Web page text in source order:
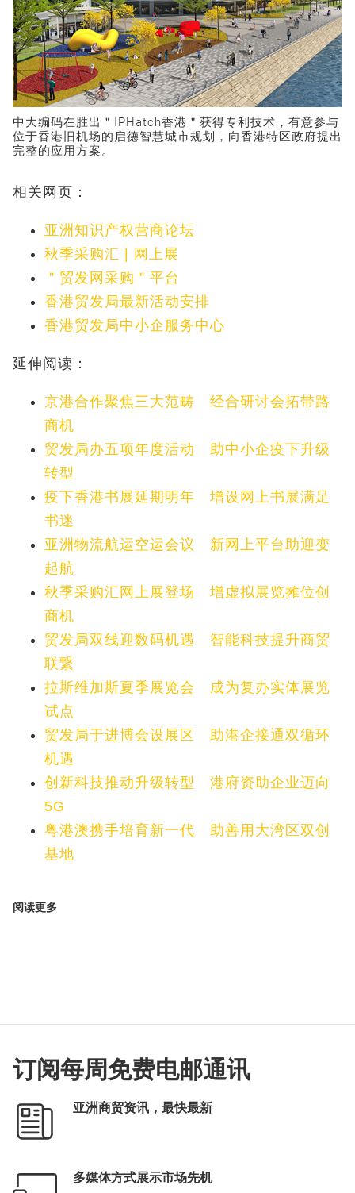
中大编码在胜出＂IPHatch香港＂获得专利技术，有意参与
位于香港旧机场的启德智慧城市规划，向香港特区政府提出
完整的应用方案。
相关网页：
亚洲知识产权营商论坛
秋季采购汇 | 网上展
＂贸发网采购＂平台
香港贸发局最新活动安排
香港贸发局中小企服务中心
延伸阅读：
京港合作聚焦三大范畴 经合研讨会拓带路
商机
贸发局办五项年度活动 助中小企疫下升级
转型
疫下香港书展延期明年 增设网上书展满足
书迷
亚洲物流航运空运会议 新网上平台助迎变
起航
秋季采购汇网上展登场 增虚拟展览摊位创
商机
贸发局双线迎数码机遇 智能科技提升商贸
联繋
拉斯维加斯夏季展览会 成为复办实体展览
试点
贸发局于进博会设展区 助港企接通双循环
机遇
创新科技推动升级转型 港府资助企业迈向
5G
粤港澳携手培育新一代 助善用大湾区双创
基地
阅读更多
订阅每周免费电邮通讯
亚洲商贸资讯，最快最新
多媒体方式展示市场先机